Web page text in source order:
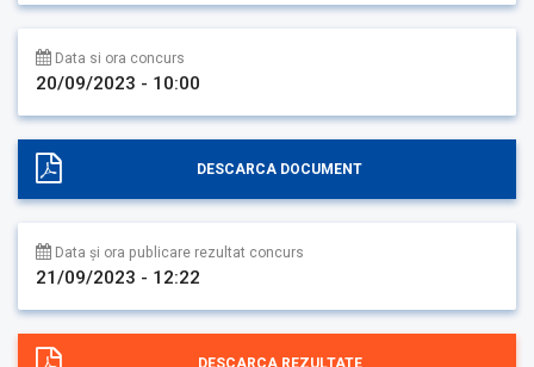
Data si ora concurs
20/09/2023 - 10:00
DESCARCA DOCUMENT
Data și ora publicare rezultat concurs
21/09/2023 - 12:22